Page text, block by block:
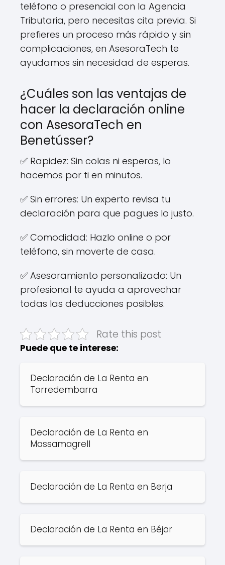
teléfono o presencial con la Agencia
Tributaria, pero necesitas cita previa. Si
prefieres un proceso más rápido y sin
complicaciones, en AsesoraTech te
ayudamos sin necesidad de esperas.
¿Cuáles son las ventajas de
hacer la declaración online
con AsesoraTech en
Benetússer?
✅ Rapidez: Sin colas ni esperas, lo
hacemos por ti en minutos.
✅ Sin errores: Un experto revisa tu
declaración para que pagues lo justo.
✅ Comodidad: Hazlo online o por
teléfono, sin moverte de casa.
✅ Asesoramiento personalizado: Un
profesional te ayuda a aprovechar
todas las deducciones posibles.
Rate this post
Puede que te interese:
Declaración de La Renta en
Torredembarra
Declaración de La Renta en
Massamagrell
Declaración de La Renta en Berja
Declaración de La Renta en Béjar